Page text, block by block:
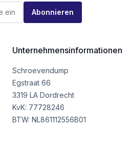
Abonnieren
Unternehmensinformationen
Schroevendump
Egstraat 66
3319 LA Dordrecht
KvK: 77728246
BTW: NL861112556B01